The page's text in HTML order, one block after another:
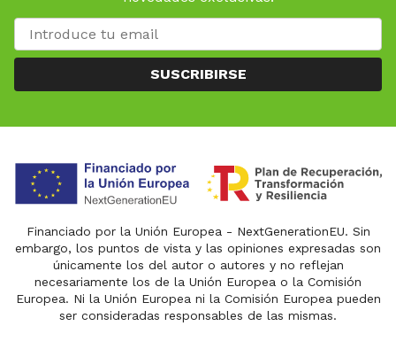
SUSCRIBIRSE
Financiado por la Unión Europea - NextGenerationEU. Sin
embargo, los puntos de vista y las opiniones expresadas son
únicamente los del autor o autores y no reflejan
necesariamente los de la Unión Europea o la Comisión
Europea. Ni la Unión Europea ni la Comisión Europea pueden
ser consideradas responsables de las mismas.